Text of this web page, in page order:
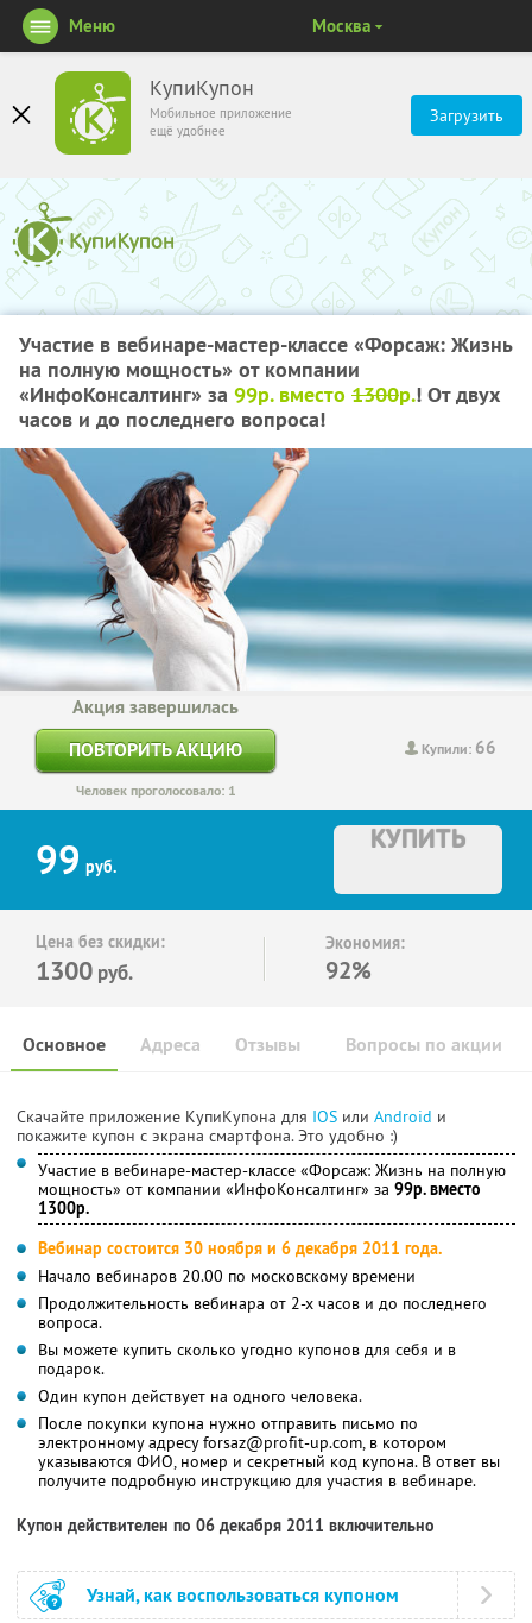
КупиКупон
Мобильное приложение
ещё удобнее
Загрузить
Меню Москва
Участие в вебинаре-мастер-классе «Форсаж: Жизнь
на полную мощность» от компании
«ИнфоКонсалтинг» за 99р. вместо 1300р.! От двух
часов и до последнего вопроса!
Купили: 66
Акция завершилась
ПОВТОРИТЬ АКЦИЮ
Человек проголосовало: 1
99 руб.
КУПИТЬ
Цена без скидки:
1300 руб.
Экономия:
92%
Основное Отзывы Вопросы по акции
Адреса
Скачайте приложение КупиКупона для IOS или Android и
покажите купон с экрана смартфона. Это удобно :)
Участие в вебинаре-мастер-классе «Форсаж: Жизнь на полную
мощность» от компании «ИнфоКонсалтинг» за 99р. вместо
1300р.
Вебинар состоится 30 ноября и 6 декабря 2011 года.
Начало вебинаров 20.00 по московскому времени
Продолжительность вебинара от 2-х часов и до последнего
вопроса.
Вы можете купить сколько угодно купонов для себя и в
подарок.
Один купон действует на одного человека.
После покупки купона нужно отправить письмо по
электронному адресу forsaz@profit-up.com, в котором
указываются ФИО, номер и секретный код купона. В ответ вы
получите подробную инструкцию для участия в вебинаре.
Купон действителен по 06 декабря 2011 включительно
Узнай, как воспользоваться купоном